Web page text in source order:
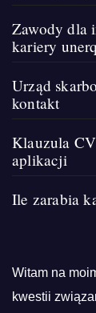
Zawody dla
kariery
Urząd
kontakt
Klauzula
aplikacji
Ile zarabia
Witam na
kwestii